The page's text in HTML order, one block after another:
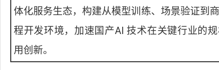
体化服务生态，构建从模型训练、场景验证到
程开发环境，加速国产AI 技术在关键行业的
用创新。